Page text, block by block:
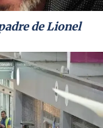
de Lionel